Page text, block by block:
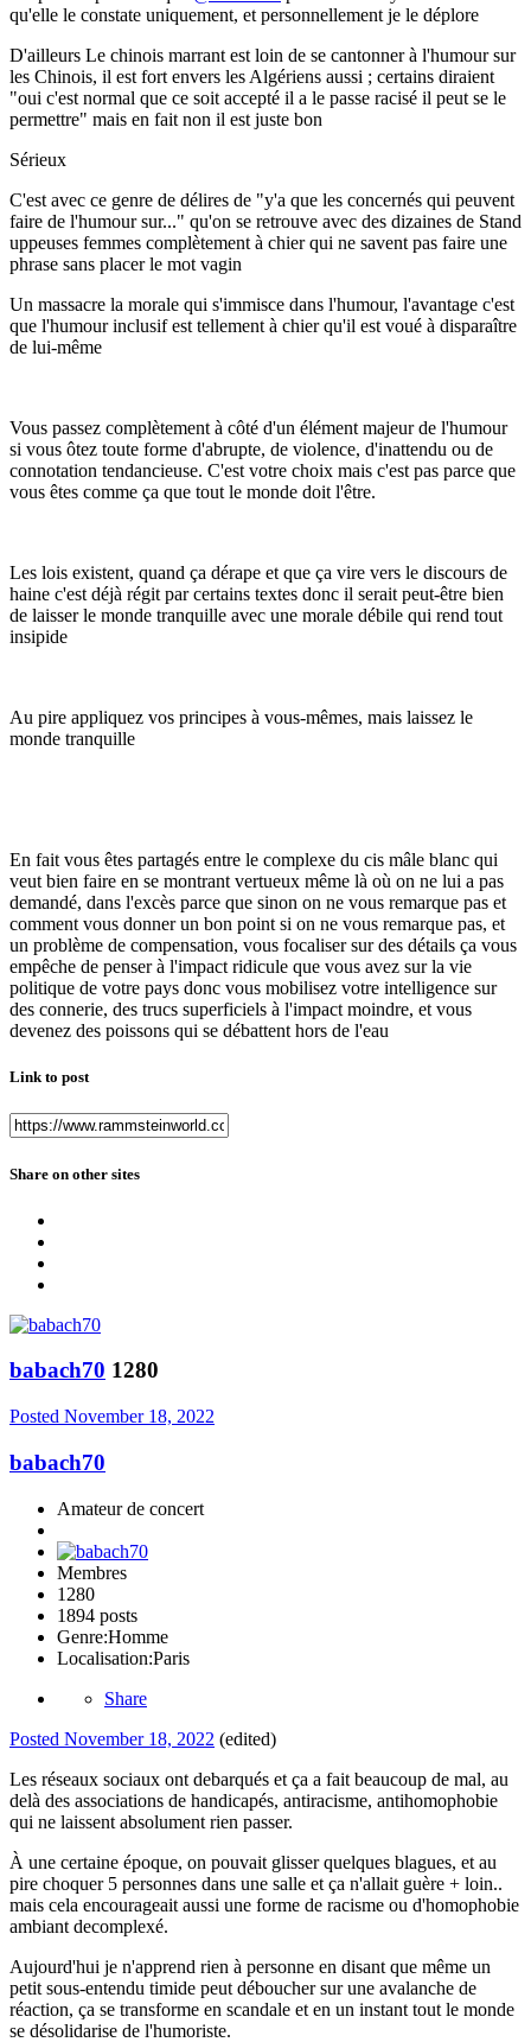
qu'elle le constate uniquement, et personnellement je le déplore
D'ailleurs Le chinois marrant est loin de se cantonner à l'humour sur
les Chinois, il est fort envers les Algériens aussi ; certains diraient
"oui c'est normal que ce soit accepté il a le passe racisé il peut se le
permettre" mais en fait non il est juste bon
Sérieux
C'est avec ce genre de délires de "y'a que les concernés qui peuvent
faire de l'humour sur..." qu'on se retrouve avec des dizaines de Stand
uppeuses femmes complètement à chier qui ne savent pas faire une
phrase sans placer le mot vagin
Un massacre la morale qui s'immisce dans l'humour, l'avantage c'est
que l'humour inclusif est tellement à chier qu'il est voué à disparaître
de lui-même
Vous passez complètement à côté d'un élément majeur de l'humour
si vous ôtez toute forme d'abrupte, de violence, d'inattendu ou de
connotation tendancieuse. C'est votre choix mais c'est pas parce que
vous êtes comme ça que tout le monde doit l'être.
Les lois existent, quand ça dérape et que ça vire vers le discours de
haine c'est déjà régit par certains textes donc il serait peut-être bien
de laisser le monde tranquille avec une morale débile qui rend tout
insipide
Au pire appliquez vos principes à vous-mêmes, mais laissez le
monde tranquille
En fait vous êtes partagés entre le complexe du cis mâle blanc qui
veut bien faire en se montrant vertueux même là où on ne lui a pas
demandé, dans l'excès parce que sinon on ne vous remarque pas et
comment vous donner un bon point si on ne vous remarque pas, et
un problème de compensation, vous focaliser sur des détails ça vous
empêche de penser à l'impact ridicule que vous avez sur la vie
politique de votre pays donc vous mobilisez votre intelligence sur
des connerie, des trucs superficiels à l'impact moindre, et vous
devenez des poissons qui se débattent hors de l'eau
Link to post
Share on other sites
babach70 1280
Posted November 18, 2022
babach70
Amateur de concert
Membres
1280
1894 posts
Genre:Homme
Localisation:Paris
Share
Posted November 18, 2022 (edited)
Les réseaux sociaux ont debarqués et ça a fait beaucoup de mal, au
delà des associations de handicapés, antiracisme, antihomophobie
qui ne laissent absolument rien passer.
À une certaine époque, on pouvait glisser quelques blagues, et au
pire choquer 5 personnes dans une salle et ça n'allait guère + loin..
mais cela encourageait aussi une forme de racisme ou d'homophobie
ambiant decomplexé.
Aujourd'hui je n'apprend rien à personne en disant que même un
petit sous-entendu timide peut déboucher sur une avalanche de
réaction, ça se transforme en scandale et en un instant tout le monde
se désolidarise de l'humoriste.